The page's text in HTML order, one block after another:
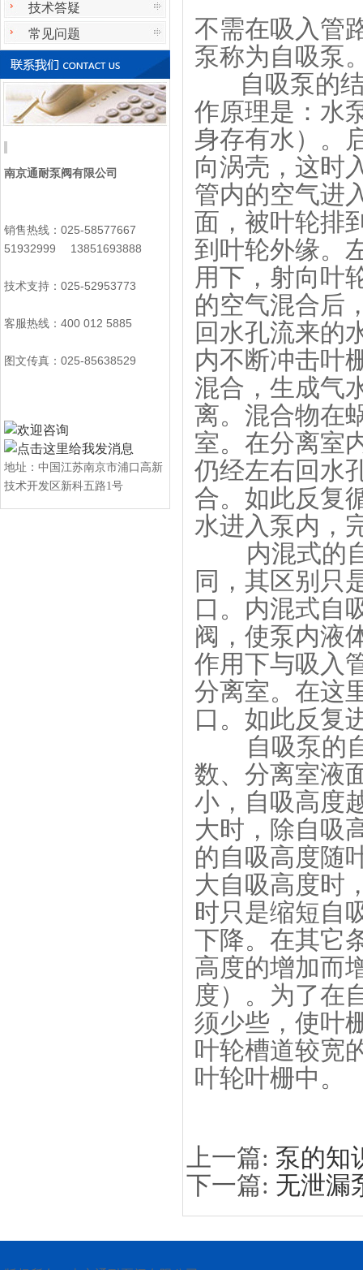
技术答疑
常见问题
南京通耐泵阀有限公司
销售热线：025-58577667
51932999 13851693888
技术支持：025-52953773
客服热线：400 012 5885
图文传真：025-85638529
地址：中国江苏南京市浦口高新
技术开发区新科五路1号
不需在吸入管
泵称为自吸泵
自吸泵的结
作原理是：水
身存有水）。
向涡壳，这时
管内的空气进
面，被叶轮排
到叶轮外缘。
用下，射向叶
的空气混合后
回水孔流来的
内不断冲击叶
混合，生成气
离。混合物在
室。在分离室
仍经左右回水
合。如此反复
水进入泵内，
内混式的自
同，其区别只
口。内混式自
阀，使泵内液
作用下与吸入
分离室。在这
口。如此反复
自吸泵的自
数、分离室液
小，自吸高度
大时，除自吸
的自吸高度随
大自吸高度时
时只是缩短自
下降。在其它
高度的增加而
度）。为了在
须少些，使叶
叶轮槽道较宽
叶轮叶栅中。
上一篇: 泵的知
下一篇: 无泄漏